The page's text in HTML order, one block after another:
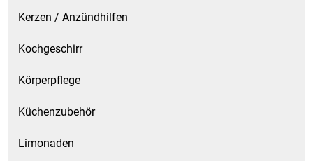
Kerzen / Anzündhilfen
Kochgeschirr
Körperpflege
Küchenzubehör
Limonaden